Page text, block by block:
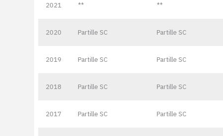
2021 ** **
2020 Partille SC Partille SC
2019 Partille SC Partille SC
2018 Partille SC Partille SC
2017 Partille SC Partille SC